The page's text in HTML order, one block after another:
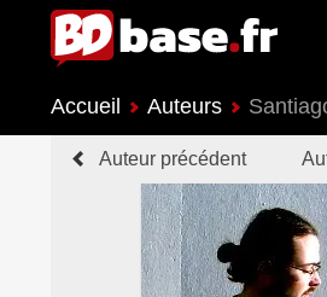
Accueil Auteurs
Auteur précédent